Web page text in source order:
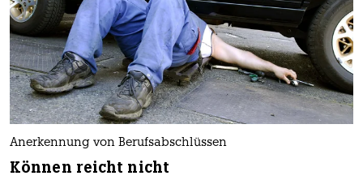
Anerkennung von Berufsabschlüssen
Können reicht nicht